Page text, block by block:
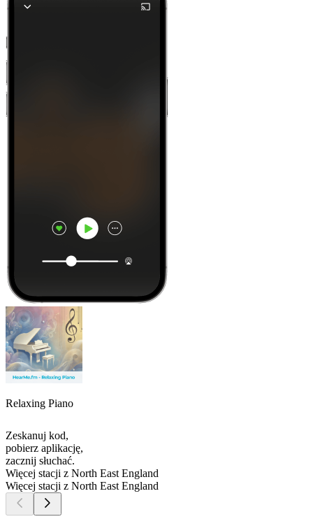
Relaxing Piano
Zeskanuj kod,
pobierz aplikację,
zacznij słuchać.
Więcej stacji z North East England
Więcej stacji z North East England